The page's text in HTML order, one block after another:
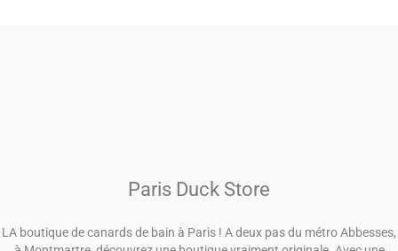
Paris Duck Store
LA boutique de canards de bain à Paris ! A deux pas du métro Abbesses,